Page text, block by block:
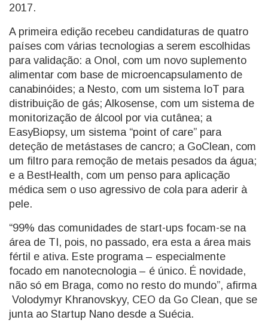
2017.
A primeira edição recebeu candidaturas de quatro
países com várias tecnologias a serem escolhidas
para validação: a Onol, com um novo suplemento
alimentar com base de microencapsulamento de
canabinóides; a Nesto, com um sistema IoT para
distribuição de gás; Alkosense, com um sistema de
monitorização de álcool por via cutânea; a
EasyBiopsy, um sistema “point of care” para
deteção de metástases de cancro; a GoClean, com
um filtro para remoção de metais pesados da água;
e a BestHealth, com um penso para aplicação
médica sem o uso agressivo de cola para aderir à
pele.
“99% das comunidades de start-ups focam-se na
área de TI, pois, no passado, era esta a área mais
fértil e ativa. Este programa – especialmente
focado em nanotecnologia – é único. É novidade,
não só em Braga, como no resto do mundo”, afirma
Volodymyr Khranovskyy, CEO da Go Clean, que se
junta ao Startup Nano desde a Suécia.